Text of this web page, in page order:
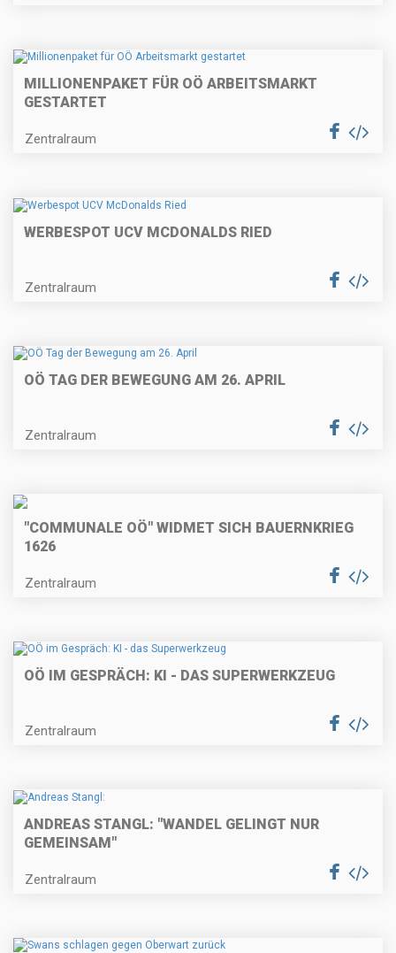
MILLIONENPAKET FÜR OÖ ARBEITSMARKT
GESTARTET
Zentralraum
WERBESPOT UCV MCDONALDS RIED
Zentralraum
OÖ TAG DER BEWEGUNG AM 26. APRIL
Zentralraum
"COMMUNALE OÖ" WIDMET SICH BAUERNKRIEG
1626
Zentralraum
OÖ IM GESPRÄCH: KI - DAS SUPERWERKZEUG
Zentralraum
ANDREAS STANGL: "WANDEL GELINGT NUR
GEMEINSAM"
Zentralraum